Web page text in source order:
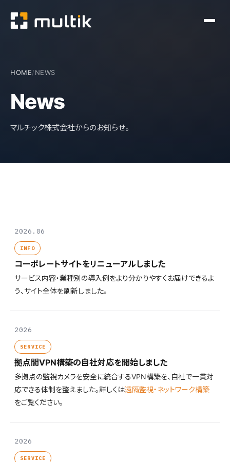
HOME/NEWS
News
マルチック株式会社からのお知らせ。
2026.06
INFO
コーポレートサイトをリニューアルしました
サービス内容・業種別の導入例をより分かりやすくお届けできるよ
う、サイト全体を刷新しました。
2026
SERVICE
拠点間VPN構築の自社対応を開始しました
多拠点の監視カメラを安全に統合するVPN構築を、自社で一貫対
応できる体制を整えました。詳しくは遠隔監視・ネットワーク構築
をご覧ください。
2026
SERVICE